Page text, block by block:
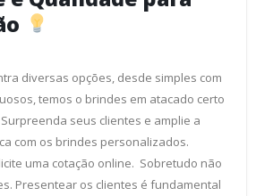
diversas opções, desde simples com
temos o brindes em atacado certo
seus clientes e amplie a
com os brindes personalizados.
uma cotação online. Sobretudo não
Presentear os clientes é fundamental